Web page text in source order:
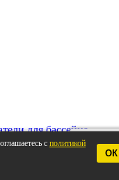
для бассейна
для
с политикой
ОК